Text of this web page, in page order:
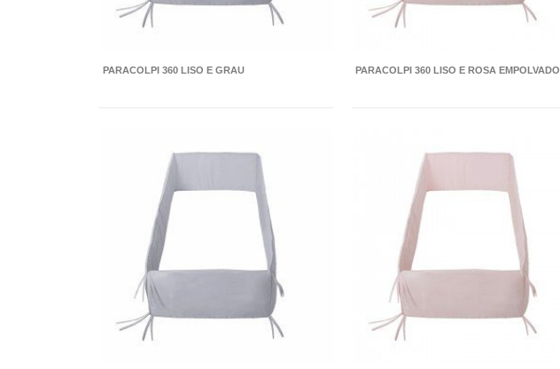
PARACOLPI 360 LISO E GRAU PARACOLPI 360 LISO E ROSA EMPOLVADO